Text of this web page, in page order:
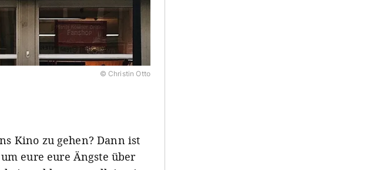
© Christin Otto
Kino zu gehen? Dann ist
eure eure Ängste über